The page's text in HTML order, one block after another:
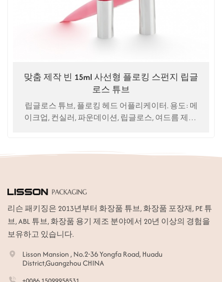
맞춤 제작 빈 15ml 사선형 플로킹 스펀지 립글
로스 튜브
립글로스 튜브, 플로킹 헤드 어플리케이터. 용도: 메
이크업, 컨실러, 파운데이션, 립글로스, 여드름 제거,
리슨 패키징은 2013년부터 화장품 튜브, 화장품 포장재, PE 튜
브, ABL 튜브, 화장품 용기 제조 분야에서 20년 이상의 경험을
보유하고 있습니다.
Lisson Mansion , No.2-36 Yongfa Road, Huadu
District,Guangzhou CHINA